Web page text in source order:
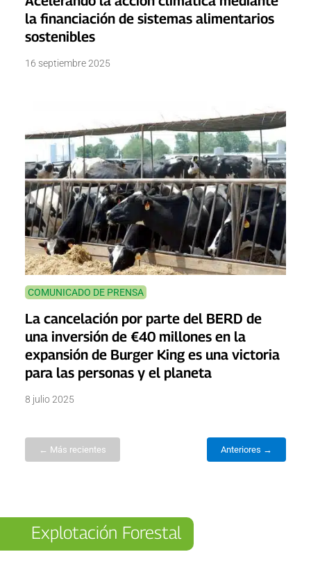
la financiación de sistemas alimentarios
sostenibles
16 septiembre 2025
COMUNICADO DE PRENSA
La cancelación por parte del BERD de
una inversión de €40 millones en la
expansión de Burger King es una victoria
para las personas y el planeta
8 julio 2025
← Más recientes Anteriores →
Explotación Forestal